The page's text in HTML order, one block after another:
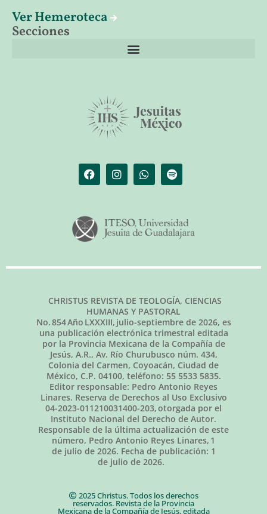
Ver Hemeroteca
Secciones
CHRISTUS REVISTA DE TEOLOGÍA, CIENCIAS
HUMANAS Y PASTORAL
No.854Año LXXXIII, julio-septiembre de 2026, es
una publicación electrónica trimestral editada
por la Provincia Mexicana de la Compañía de
Jesús, A.R., Av. Río Churubusco núm. 434,
Colonia del Carmen, Coyoacán, Ciudad de
México, C.P. 04100, teléfono: 55 5533 5835.
Editor responsable: Pedro Antonio Reyes
Linares. Reserva de Derechos al Uso Exclusivo
04-2023-011210031400-203, otorgada por el
Instituto Nacional del Derecho de Autor.
Responsable de la última actualización de este
número, Pedro Antonio Reyes Linares, 1
de julio de 2026. Fecha de publicación: 1
de julio de 2026.
2025 Christus. Todos los derechos
reservados. Revista de la Provincia
Mexicana de la Compañía de Jesús, editada